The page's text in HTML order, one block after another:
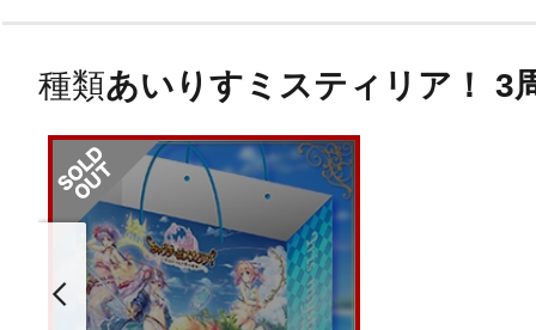
種類あいりすミスティリア！ 3